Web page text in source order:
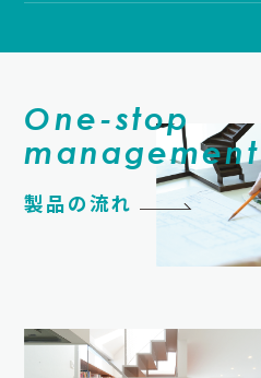
One-stop
management
製品の流れ